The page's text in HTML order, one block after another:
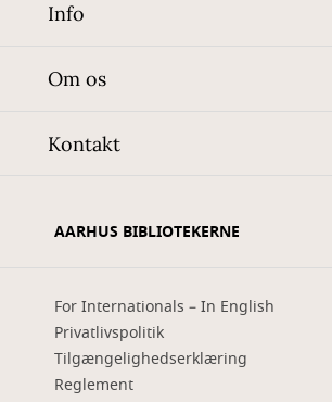
Info
Om os
Kontakt
AARHUS BIBLIOTEKERNE
For Internationals – In English
Privatlivspolitik
Tilgængelighedserklæring
Reglement